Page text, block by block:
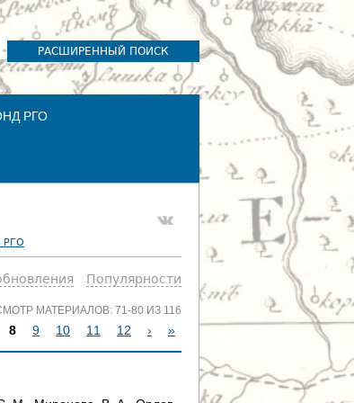
РАСШИРЕННЫЙ ПОИСК
РГО
РГО
Популярности
МАТЕРИАЛОВ: 71-80 ИЗ 116
8 9 10 11 12 › »